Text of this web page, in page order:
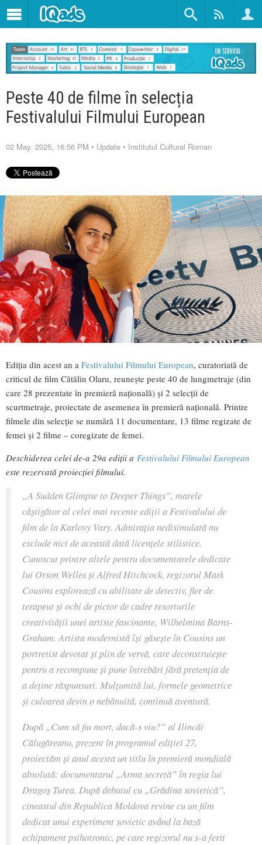
Peste 40 de filme în selecția
Festivalului Filmului European
02 May. 2025, 16:56 PM • Update • Institutul Cultural Roman
Ediția din acest an a Festivalului Filmului European, curatoriată de
criticul de film Cătălin Olaru, reunește peste 40 de lungmetraje (din
care 28 prezentate în premieră națională) și 2 selecții de
scurtmetraje, proiectate de asemenea în premieră națională. Printre
filmele din selecție se numără 11 documentare, 13 filme regizate de
femei și 2 filme – coregizate de femei.
Deschiderea celei de-a 29a ediții a Festivalului Filmului European
este rezervată proiecției filmului.
„A Sudden Glimpse to Deeper Things”, marele
câștigător al celei mai recente ediții a Festivalului de
film de la Karlovy Vary. Admirația nedisimulată nu
exclude nici de această dată licențele stilistice.
Cunoscut printre altele pentru documentarele dedicate
lui Orson Welles și Alfred Hitchcock, regizorul Mark
Cousins explorează cu abilitate de detectiv, fler de
terapeut și ochi de pictor de cadre resorturile
creativității unei artiste fascinante, Wilhelmina Barns-
Graham. Artista modernistă își găsește în Cousins un
portretist devotat și plin de vervă, care deconstruiește
pentru a recompune și pune întrebări fără pretenția de
a deține răspunsuri. Mulțumită lui, formele geometrice
și culoarea devin o nebănuită, continuă aventură.
După „Cum să fiu mort, dacă-s viu?” al Ilincăi
Călugăreanu, prezent în programul ediției 27,
proiectăm și anul acesta un titlu în premieră mondială
absolută: documentarul „Arma secretă” în regia lui
Dragoș Turea. După debutul cu „Grădina sovietică”,
cineastul din Republica Moldova revine cu un film
dedicat unui experiment sovietic având la bază
echipament psihotronic, pe care regizorul nu s-a ferit